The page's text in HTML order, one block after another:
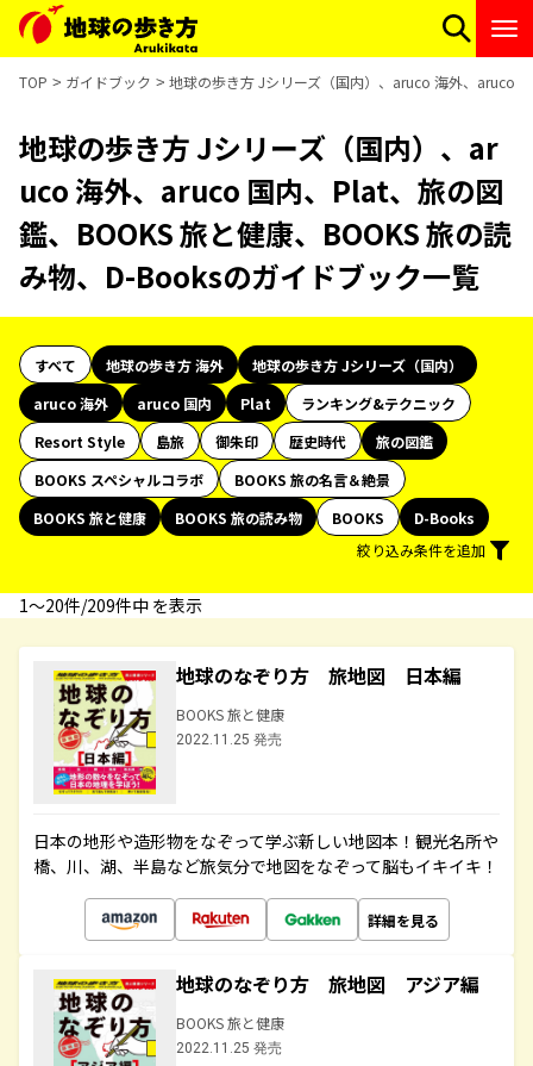
TOP ガイドブック 地球の歩き方 Jシリーズ（国内）、aruco 海外、aruco
地球の歩き方 Jシリーズ（国内）、ar
uco 海外、aruco 国内、Plat、旅の図
鑑、BOOKS 旅と健康、BOOKS 旅の読
み物、D-Booksのガイドブック一覧
すべて 地球の歩き方 海外
地球の歩き方 Jシリーズ（国内）
aruco 海外
aruco 国内 Plat
ランキング&テクニック
Resort Style
島旅 御朱印 歴史時代
旅の図鑑
BOOKS スペシャルコラボ
BOOKS 旅の名言＆絶景
BOOKS 旅と健康
BOOKS 旅の読み物 BOOKS
D-Books
絞り込み条件を追加
1〜20件/209件中 を表示
地球のなぞり方 旅地図 日本編
BOOKS 旅と健康
2022.11.25 発売
日本の地形や造形物をなぞって学ぶ新しい地図本！観光名所や
橋、川、湖、半島など旅気分で地図をなぞって脳もイキイキ！
詳細を見る
地球のなぞり方 旅地図 アジア編
BOOKS 旅と健康
2022.11.25 発売